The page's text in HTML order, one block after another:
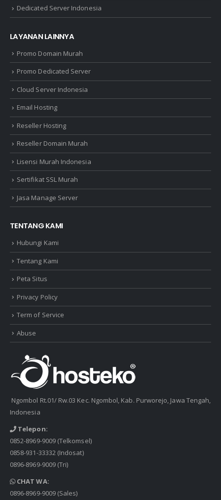
Dedicated Server Indonesia
LAYANAN LAINNYA
Promo Domain Murah
Promo Dedicated Server
Cloud Server Indonesia
Email Hosting
Reseller Hosting
Reseller Domain Murah
Lisensi Murah Indonesia
Sertifikat SSL Murah
Jasa Manage Server
TENTANG KAMI
Hubungi Kami
Tentang Kami
Peta Situs
Privacy Policy
Term of Service
Abuse
Ngombol Rt.01/ Rw.03 Kec. Ngombol, Kab. Purworejo, Jawa Tengah,
Indonesia
Telepon:
0852-8969-9009(Telkomsel)
0858-931-33332(Indosat)
0896-8969-9009(Tri)
CHAT WA:
0896-8969-9009(Sales)